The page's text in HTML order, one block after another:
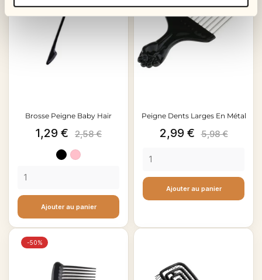
Brosse Peigne Baby Hair
Prix
1,29 € Prix
de
base
2,58 €
NoirRose
Ajouter au panier
Peigne Dents Larges En Métal
Prix
2,99 € Prix
5,98 €
Ajouter au panier
-50%